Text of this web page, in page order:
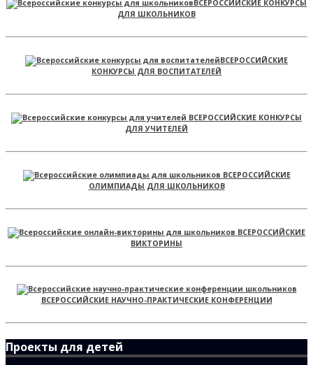
ВСЕРОССИЙСКИЕ КОНКУРСЫ
ДЛЯ ШКОЛЬНИКОВ
ВСЕРОССИЙСКИЕ
КОНКУРСЫ ДЛЯ ВОСПИТАТЕЛЕЙ
ВСЕРОССИЙСКИЕ КОНКУРСЫ
ДЛЯ УЧИТЕЛЕЙ
ВСЕРОССИЙСКИЕ
ОЛИМПИАДЫ ДЛЯ ШКОЛЬНИКОВ
ВСЕРОССИЙСКИЕ
ВИКТОРИНЫ
ВСЕРОССИЙСКИЕ НАУЧНО-ПРАКТИЧЕСКИЕ КОНФЕРЕНЦИИ
Проекты для детей